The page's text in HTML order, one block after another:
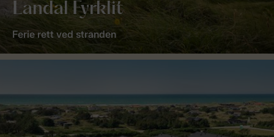
Landal Fyrklit
Ferie rett ved stranden